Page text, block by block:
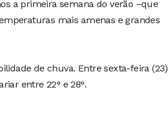
a primeira semana do verão –que
mais amenas e grandes
de chuva. Entre sexta-feira (23)
entre 22° e 28°.